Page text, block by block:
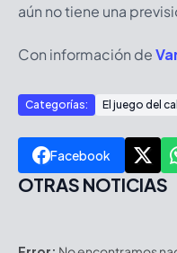
aún no tiene una
Con información de
Categorías: El juego del
Facebook
OTRAS NOTICIAS